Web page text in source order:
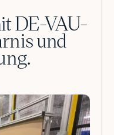
DE-VAU-
und